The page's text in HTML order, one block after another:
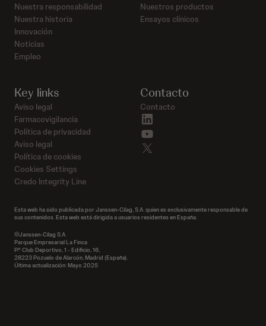
Nuestra responsabilidad
Nuestra historia
Innovación
Noticias
Empleo
Nuestros productos
Ensayos clínicos
Contacto
Contacto
Key links
Aviso legal
Farmacovigilancia
Política de privacidad
Aviso legal
Política de cookies
Cookies Settings
Credo Integrity Line
Esta web ha sido publicada por Janssen-Cilag, S.A. quien es exclusivamente responsable de
sus contenidos. Esta web está dirigida a usuarios residentes en España.
©Janssen-Cilag S.A.
Parque Empresarial La Finca
P.º Club Deportivo, 1 - Edificio, 16,
28223 Pozuelo de Alarcón, Madrid (España).
Última actualización: Mayo 2025